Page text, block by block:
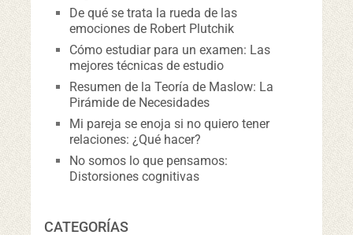
De qué se trata la rueda de las
emociones de Robert Plutchik
Cómo estudiar para un examen: Las
mejores técnicas de estudio
Resumen de la Teoría de Maslow: La
Pirámide de Necesidades
Mi pareja se enoja si no quiero tener
relaciones: ¿Qué hacer?
No somos lo que pensamos:
Distorsiones cognitivas
CATEGORÍAS